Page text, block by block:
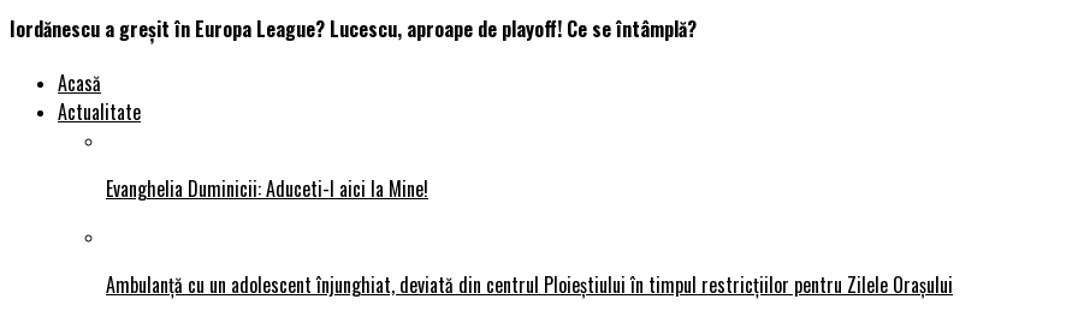
Iordănescu a greșit în Europa League? Lucescu, aproape de playoff! Ce se întâmplă?
Acasă
Actualitate
Evanghelia Duminicii: Aduceti-l aici la Mine!
Ambulanță cu un adolescent înjunghiat, deviată din centrul Ploieștiului în timpul restricțiilor pentru Zilele Orașului